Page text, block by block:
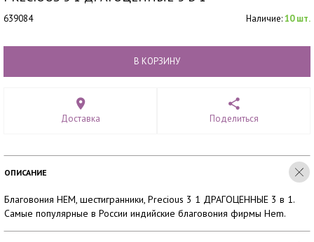
639084 Наличие:10 шт.
В КОРЗИНУ
Доставка Поделиться
ОПИСАНИЕ
Благовония HEM, шестигранники, Precious 3 1 ДРАГОЦЕННЫЕ 3 в 1.
Самые популярные в России индийские благовония фирмы Hem.